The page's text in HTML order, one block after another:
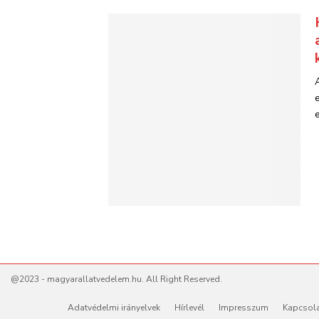
@2023 - magyarallatvedelem.hu. All Right Reserved.
Adatvédelmi irányelvek Hírlevél Impresszum